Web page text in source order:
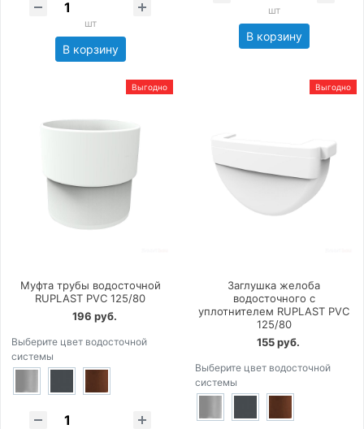
шт
В корзину
шт
В корзину
Выгодно
Муфта трубы водосточной
RUPLAST PVC 125/80
196 руб.
Выберите цвет водосточной
системы
Выгодно
Заглушка желоба
водосточного с
уплотнителем RUPLAST PVC
125/80
155 руб.
Выберите цвет водосточной
системы